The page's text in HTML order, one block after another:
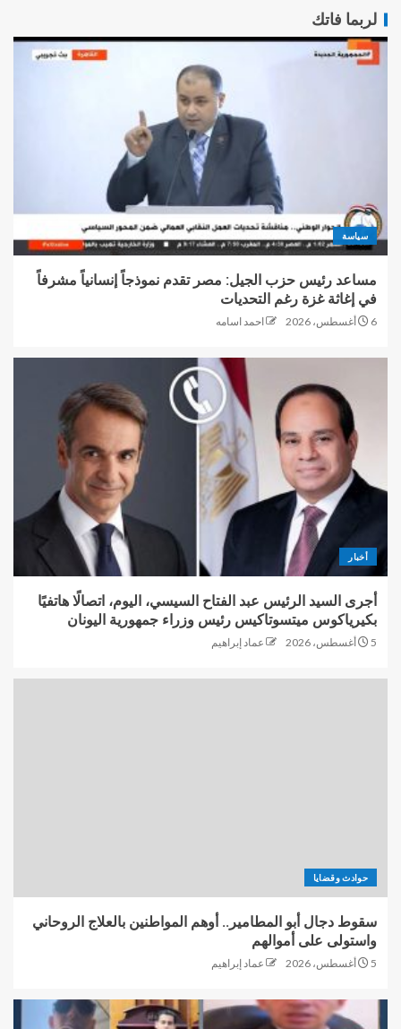
لربما فاتك
سياسة
مساعد رئيس حزب الجيل: مصر تقدم نموذجاً إنسانياً مشرفاً
في إغاثة غزة رغم التحديات
6 أغسطس، 2026 احمد اسامه
أخبار
أجرى السيد الرئيس عبد الفتاح السيسي، اليوم، اتصالًا هاتفيًا
بكيرياكوس ميتسوتاكيس رئيس وزراء جمهورية اليونان
5 أغسطس، 2026 عماد إبراهيم
حوادث وقضايا
سقوط دجال أبو المطامير.. أوهم المواطنين بالعلاج الروحاني
واستولى على أموالهم
5 أغسطس، 2026 عماد إبراهيم